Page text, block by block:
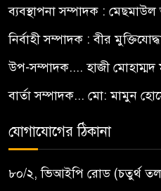
ব্যবস্থাপনা সম্পাদক :
নির্বাহী সম্পাদক : বীর
উপ-সম্পাদক.... হাজী মোহাম্মদ
বার্তা সম্পাদক... মো: মামুন
যোগাযোগের ঠিকানা
৮০/২, ভিআইপি রোড (চতুর্থ